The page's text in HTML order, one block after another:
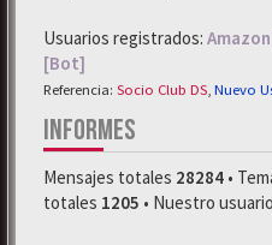
Usuarios registrados:
[Bot]
Referencia: Socio Club DS Nuevo
INFORMES
Mensajes totales 28284 •
totales 1205 • Nuestro